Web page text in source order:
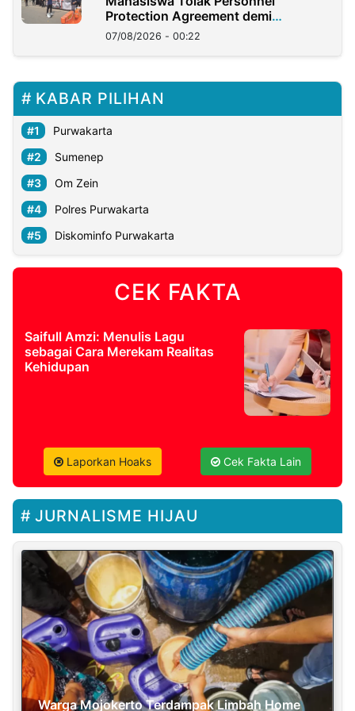
Protection Agreement demi
Kedaulatan Negara
07/08/2026 - 00:22
KABAR PILIHAN
Purwakarta
Sumenep
Om Zein
Polres Purwakarta
Diskominfo Purwakarta
CEK FAKTA
Saifull Amzi: Menulis Lagu
sebagai Cara Merekam Realitas
Kehidupan
Laporkan Hoaks Cek Fakta Lain
JURNALISME HIJAU
Warga Mojokerto Terdampak Limbah Home